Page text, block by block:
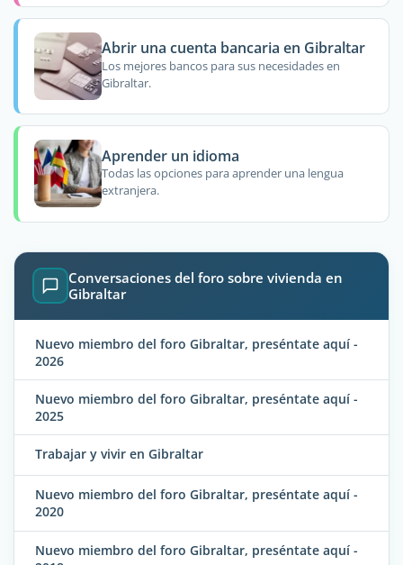
Abrir una cuenta bancaria en Gibraltar
Los mejores bancos para sus necesidades en
Gibraltar.
Aprender un idioma
Todas las opciones para aprender una lengua
extranjera.
Conversaciones del foro sobre vivienda en
Gibraltar
Nuevo miembro del foro Gibraltar, preséntate aquí -
2026
Nuevo miembro del foro Gibraltar, preséntate aquí -
2025
Trabajar y vivir en Gibraltar
Nuevo miembro del foro Gibraltar, preséntate aquí -
2020
Nuevo miembro del foro Gibraltar, preséntate aquí -